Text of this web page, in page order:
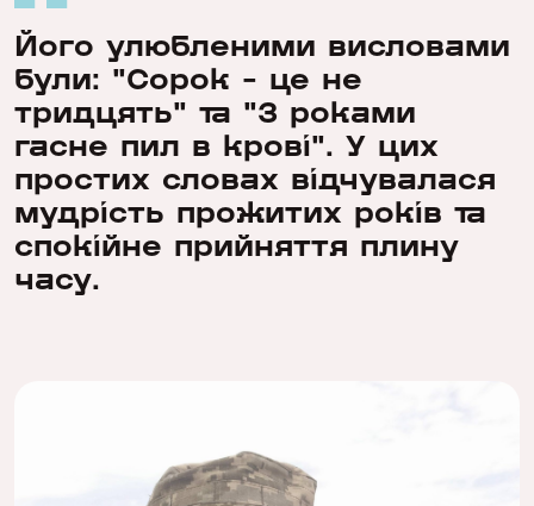
Його улюбленими висловами
були: "Сорок - це не
тридцять" та "З роками
гасне пил в крові". У цих
простих словах відчувалася
мудрість прожитих років та
спокійне прийняття плину
часу.